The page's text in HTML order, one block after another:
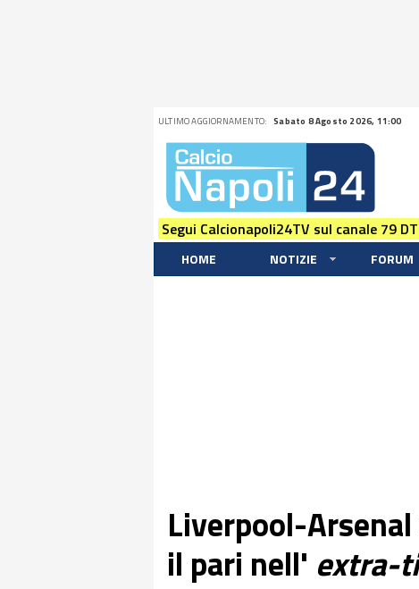
ULTIMO AGGIORNAMENTO: Sabato 8 Agosto 2026, 11:00
Segui Calcionapoli24TV sul canale 79
HOME NOTIZIE FORUM
Liverpool-
il pari nell' extra-